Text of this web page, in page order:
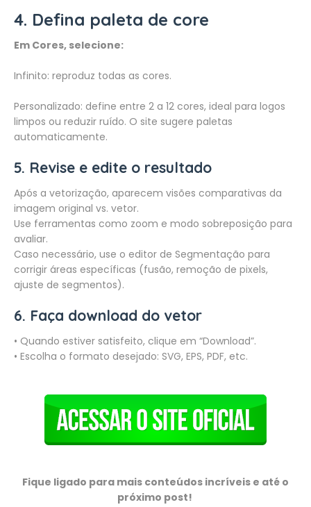
4. Defina paleta de core
Em Cores, selecione:
Infinito: reproduz todas as cores.
Personalizado: define entre 2 a 12 cores, ideal para logos
limpos ou reduzir ruído. O site sugere paletas
automaticamente.
5. Revise e edite o resultado
Após a vetorização, aparecem visões comparativas da
imagem original vs. vetor.
Use ferramentas como zoom e modo sobreposição para
avaliar.
Caso necessário, use o editor de Segmentação para
corrigir áreas específicas (fusão, remoção de pixels,
ajuste de segmentos).
6. Faça download do vetor
• Quando estiver satisfeito, clique em “Download”.
• Escolha o formato desejado: SVG, EPS, PDF, etc.
Fique ligado para mais conteúdos incríveis e até o
próximo post!